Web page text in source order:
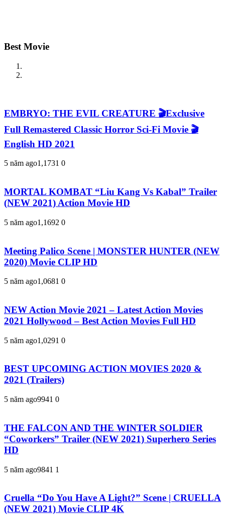
Best Movie
EMBRYO: THE EVIL CREATURE 🎬Exclusive
Full Remastered Classic Horror Sci-Fi Movie 🎬
English HD 2021
5 năm ago1,1731 0
MORTAL KOMBAT “Liu Kang Vs Kabal” Trailer
(NEW 2021) Action Movie HD
5 năm ago1,1692 0
Meeting Palico Scene | MONSTER HUNTER (NEW
2020) Movie CLIP HD
5 năm ago1,0681 0
NEW Action Movie 2021 – Latest Action Movies
2021 Hollywood – Best Action Movies Full HD
5 năm ago1,0291 0
BEST UPCOMING ACTION MOVIES 2020 &
2021 (Trailers)
5 năm ago9941 0
THE FALCON AND THE WINTER SOLDIER
“Coworkers” Trailer (NEW 2021) Superhero Series
HD
5 năm ago9841 1
Cruella “Do You Have A Light?” Scene | CRUELLA
(NEW 2021) Movie CLIP 4K